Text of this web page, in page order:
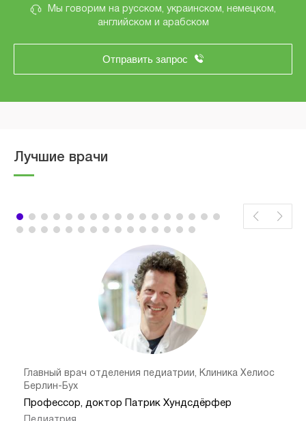
Мы говорим на русском, украинском, немецком,
английском и арабском
Отправить запрос
Лучшие врачи
Главный врач отделения педиатрии, Клиника Хелиос
Берлин-Бух
Профессор, доктор Патрик Хундсдёрфер